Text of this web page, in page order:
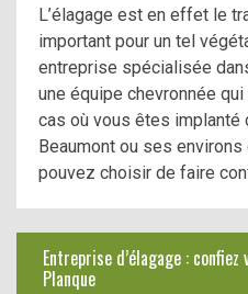
L’élagage est en effet le
important pour un tel
entreprise spécialisée
une équipe chevronnée
cas où vous êtes implanté
Beaumont ou ses
pouvez choisir de faire
Entreprise d’élagage :
Planque